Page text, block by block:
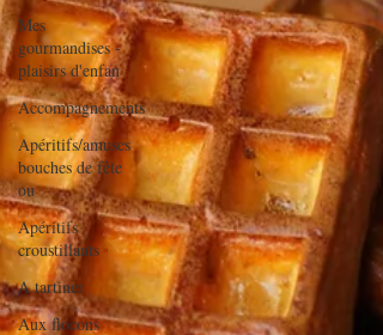
Mes
gourmandises -
plaisirs d'enfan
Accompagnements
Apéritifs/amuses
bouches de fête
ou
Apéritifs
croustillants
A tartiner
Aux flocons